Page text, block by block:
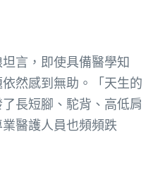
言，即使具備醫學知
然感到無助。「天生的
長短腳、駝背、高低肩
醫護人員也頻頻跌